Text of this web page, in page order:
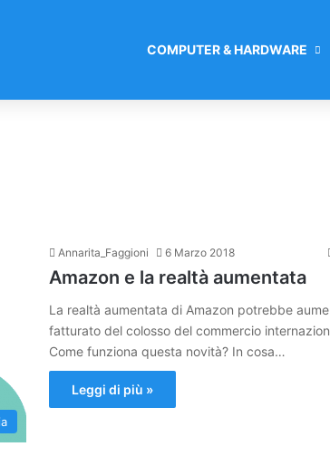
COMPUTER & HARDWARE
Annarita_Faggioni 6 Marzo 2018
Amazon e la realtà aumentata
La realtà aumentata di Amazon potrebbe
fatturato del colosso del commercio
Come funziona questa novità? In cosa…
Leggi di più »